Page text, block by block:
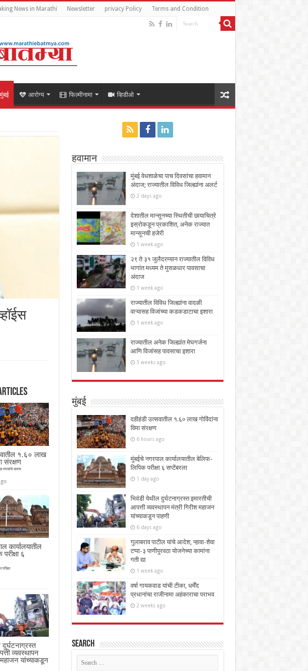
News in Marathi Newsletter privacy Policy Terms and Condition
आरोग्य फिल्मीनामा व्हिडीओ
१.६० लाख
संरक्षण
रुपयांचे कवच
कार्यालयातील
६
व्यवस्थापन
महाजन यांच्याकडून
हवामान
मुंबई वेधशाळेचा पाच दिवसांचा हवामान
अंदाज; राज्यातील विविध जिल्ह्यांना अलर्ट
2 days ago
देशातील मान्सूनच्या स्थितीची छायाचित्रे
इस्रोकडून प्रकाशित, अनेक राज्यात
मान्सूनची हजेरी
1 week ago
२९ ते ३१ जुलैदरम्यान राज्यातील विविध
भागांत मध्यम ते मुसळधार पावसाचा
अंदाज
1 week ago
राज्यातील विविध जिल्ह्यांना वादळी
वाऱ्यासह विजांच्या कडकडाटाचा इशारा
1 week ago
राज्यातील अनेक जिल्ह्यांत मेघगर्जना
आणि विजांसह पावसाचा इशारा
3 weeks ago
मुंबई
दहीहंडी उत्सवातील १.६० लाख गोविंदांना
विमा संरक्षण
6 hours ago
मुंबईचे नगरपाल कार्यालयातील बेलिफ-
लिपिक परीक्षा ६ सप्टेंबरला
1 day ago
भिवंडी येथील दुर्घटनाग्रस्त इमारतीची
आपत्ती व्यवस्थापन मंत्री गिरीश महाजन
यांच्याकडून पाहणी
6 days ago
गुलाबराव पाटील यांचे आदेश, न्हावा-शेवा
टप्पा-३ पाणीपुरवठा योजनेच्या कामांना
गती द्या
1 week ago
वर्षा गायकवाड यांची टीका, धर्मेंद
प्रधानांचा राजीनामा अहंकाराचा पराभव
2 weeks ago
Search